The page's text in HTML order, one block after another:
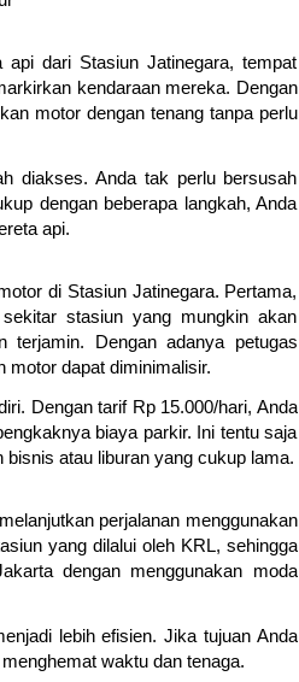
dari Stasiun Jatinegara, tempat
kendaraan mereka. Dengan
motor dengan tenang tanpa perlu
diakses. Anda tak perlu bersusah
dengan beberapa langkah, Anda
api.
di Stasiun Jatinegara. Pertama,
stasiun yang mungkin akan
terjamin. Dengan adanya petugas
motor dapat diminimalisir.
Dengan tarif Rp 15.000/hari, Anda
biaya parkir. Ini tentu saja
atau liburan yang cukup lama.
perjalanan menggunakan
yang dilalui oleh KRL, sehingga
dengan menggunakan moda
lebih efisien. Jika tujuan Anda
waktu dan tenaga.